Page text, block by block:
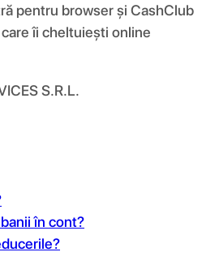
pentru browser și CashClub
îi cheltuiești online
S.R.L.
în cont?